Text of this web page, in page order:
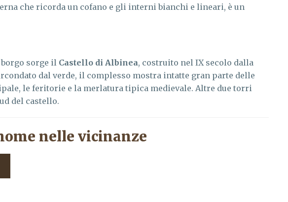
che ricorda un cofano e gli interni bianchi e lineari, è un
sorge il Castello di Albinea, costruito nel IX secolo dalla
dal verde, il complesso mostra intatte gran parte delle
le feritorie e la merlatura tipica medievale. Altre due torri
del castello.
nelle vicinanze